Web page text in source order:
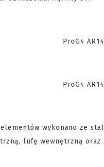
wykonano ze
lufę wewnętrzną oraz